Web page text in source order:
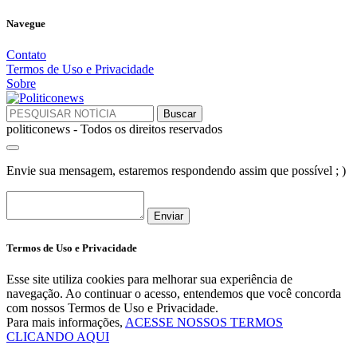
Navegue
Contato
Termos de Uso e Privacidade
Sobre
politiconews - Todos os direitos reservados
Envie sua mensagem, estaremos respondendo assim que possível ; )
Enviar
Termos de Uso e Privacidade
Esse site utiliza cookies para melhorar sua experiência de
navegação. Ao continuar o acesso, entendemos que você concorda
com nossos Termos de Uso e Privacidade.
Para mais informações, ACESSE NOSSOS TERMOS
CLICANDO AQUI